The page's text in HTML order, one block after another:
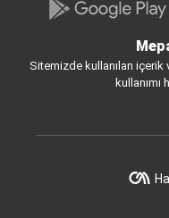
Sitemizde kullanılan içerik
kullanımı